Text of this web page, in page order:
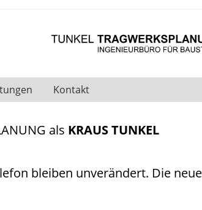
Kontakt
als KRAUS TUNKEL
bleiben unverändert. Die